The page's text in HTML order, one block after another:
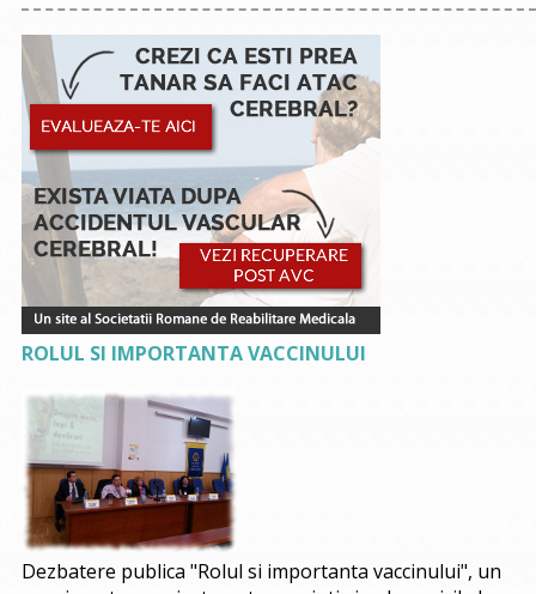
ROLUL SI IMPORTANTA VACCINULUI
Dezbatere publica "Rolul si importanta vaccinului", un